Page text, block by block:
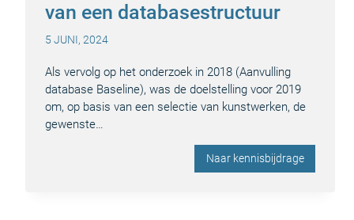
van een databasestructuur
5 JUNI, 2024
Als vervolg op het onderzoek in 2018 (Aanvulling
database Baseline), was de doelstelling voor 2019
om, op basis van een selectie van kunstwerken, de
gewenste…
Naar kennisbijdrage